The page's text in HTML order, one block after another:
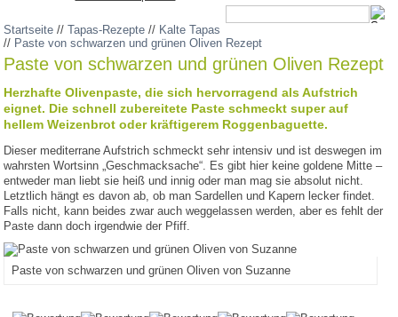
Startseite //Tapas-Rezepte // Kalte Tapas
// Paste von schwarzen und grünen Oliven Rezept
Paste von schwarzen und grünen Oliven Rezept
Herzhafte Olivenpaste, die sich hervorragend als Aufstrich
eignet. Die schnell zubereitete Paste schmeckt super auf
hellem Weizenbrot oder kräftigerem Roggenbaguette.
Dieser mediterrane Aufstrich schmeckt sehr intensiv und ist deswegen im
wahrsten Wortsinn „Geschmacksache“. Es gibt hier keine goldene Mitte –
entweder man liebt sie heiß und innig oder man mag sie absolut nicht.
Letztlich hängt es davon ab, ob man Sardellen und Kapern lecker findet.
Falls nicht, kann beides zwar auch weggelassen werden, aber es fehlt der
Paste dann doch irgendwie der Pfiff.
Paste von schwarzen und grünen Oliven von Suzanne